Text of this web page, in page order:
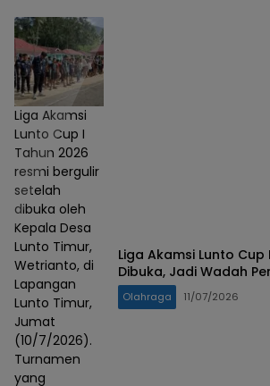
Liga Akamsi
Lunto Cup I
Tahun 2026
resmi bergulir
setelah
dibuka oleh
Kepala Desa
Lunto Timur,
Wetrianto, di
Lapangan
Lunto Timur,
Jumat
(10/7/2026).
Turnamen
yang
Liga Akamsi Lunto Cup
Dibuka, Jadi Wadah
Olahraga 11/07/2026